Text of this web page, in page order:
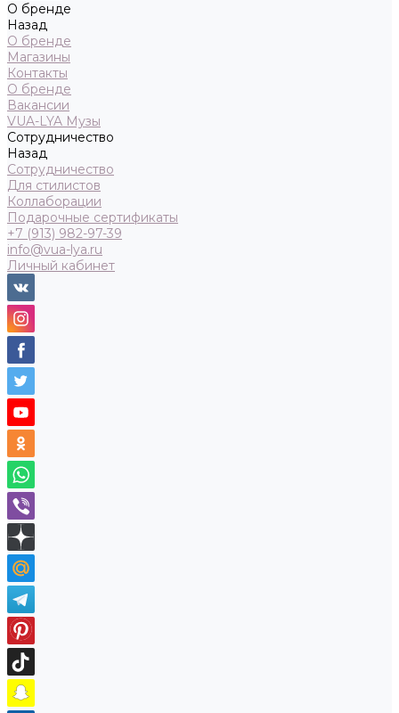
О бренде
Назад
О бренде
Магазины
Контакты
О бренде
Вакансии
VUA-LYA Музы
Сотрудничество
Назад
Сотрудничество
Для стилистов
Коллаборации
Подарочные сертификаты
+7 (913) 982-97-39
info@vua-lya.ru
Личный кабинет